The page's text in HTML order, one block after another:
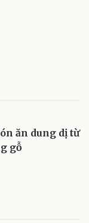
ăn dung dị từ
gỗ